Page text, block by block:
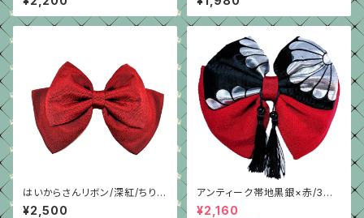
はいからさんリボン/深紅/ちりめ
ん
¥2,500
アンティーク帯地黒銀×赤/3種/
ちりめん/はいからさんリボン
¥2,160